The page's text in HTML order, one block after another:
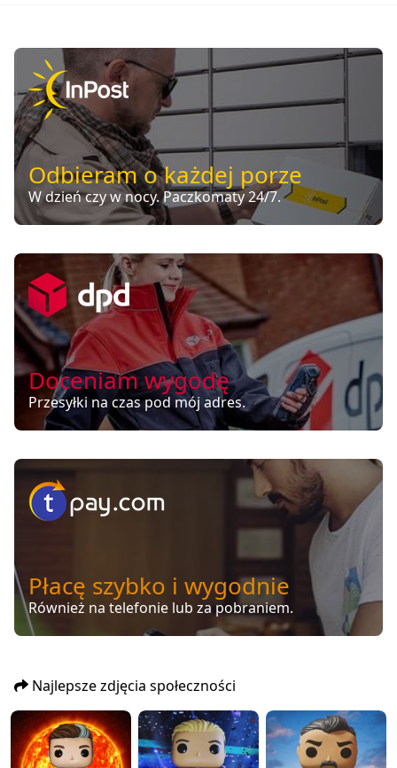
Odbieram o każdej porze
W dzień czy w nocy. Paczkomaty 24/7.
Doceniam wygodę
Przesyłki na czas pod mój adres.
Płacę szybko i wygodnie
Również na telefonie lub za pobraniem.
Najlepsze zdjęcia społeczności